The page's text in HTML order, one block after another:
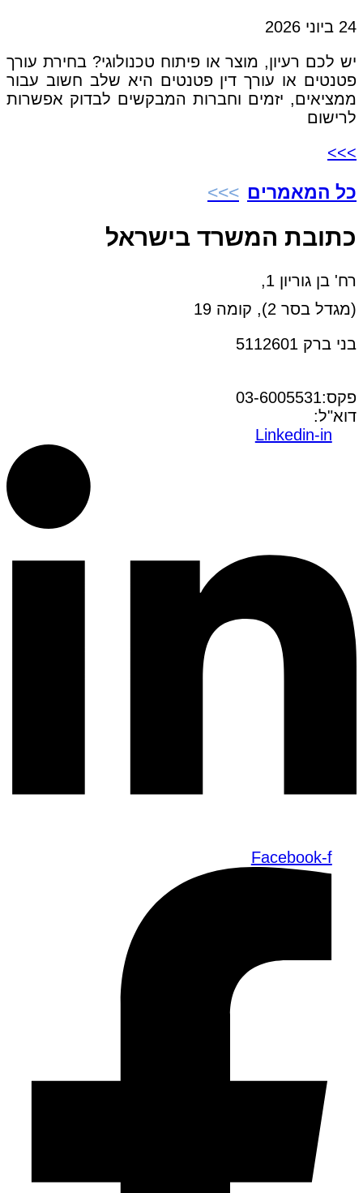
24 ביוני 2026
יש לכם רעיון, מוצר או פיתוח טכנולוגי? בחירת עורך
פטנטים או עורך דין פטנטים היא שלב חשוב עבור
ממציאים, יזמים וחברות המבקשים לבדוק אפשרות
לרישום
>>>
כל המאמרים
כתובת המשרד בישראל
רח' בן גוריון 1,
(מגדל בסר 2), קומה 19
בני ברק 5112601
פקס:03-6005531
דוא"ל:
Linkedin-in
Facebook-f